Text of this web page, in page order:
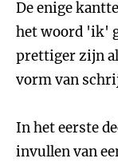
De enige
het woord 'ik'
prettiger zijn
vorm van
In het eerste
invullen van